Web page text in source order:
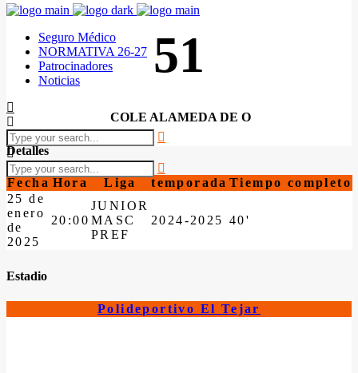
Seguro Médico
NORMATIVA 26-27
Patrocinadores
Noticias
51
COLE ALAMEDA DE O
Detalles
Fecha Hora Liga temporada Tiempo completo
25 de
enero
de
2025
20:00
JUNIOR
MASC
PREF
2024-2025 40'
Estadio
Polideportivo El Tejar